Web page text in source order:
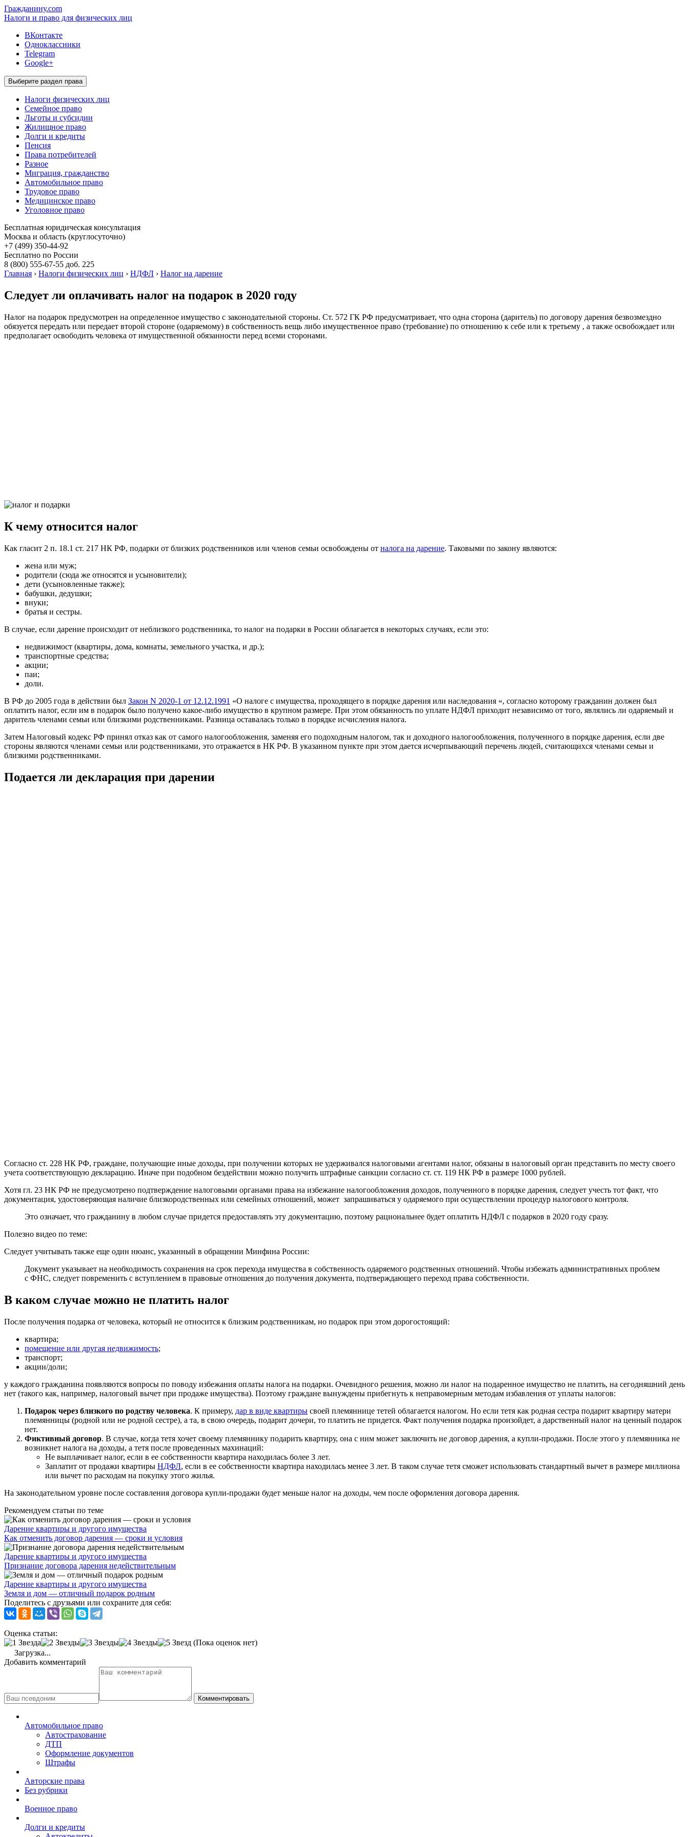
Гражданину.com
Налоги и право для физических лиц
ВКонтакте
Одноклассники
Telegram
Google+
Выберите раздел права
Налоги физических лиц
Семейное право
Льготы и субсидии
Жилищное право
Долги и кредиты
Пенсия
Права потребителей
Разное
Миграция, гражданство
Автомобильное право
Трудовое право
Медицинское право
Уголовное право
Бесплатная юридическая консультация
Москва и область (круглосуточно)
+7 (499) 350-44-92
Бесплатно по России
8 (800) 555-67-55 доб. 225
Главная › Налоги физических лиц › НДФЛ › Налог на дарение
Следует ли оплачивать налог на подарок в 2020 году
Налог на подарок предусмотрен на определенное имущество с законодательной стороны. Ст. 572 ГК РФ предусматривает, что одна сторона (даритель) по договору дарения безвозмездно
обязуется передать или передает второй стороне (одаряемому) в собственность вещь либо имущественное право (требование) по отношению к себе или к третьему , а также освобождает или
предполагает освободить человека от имущественной обязанности перед всеми сторонами.
К чему относится налог
Как гласит 2 п. 18.1 ст. 217 НК РФ, подарки от близких родственников или членов семьи освобождены от налога на дарение. Таковыми по закону являются:
жена или муж;
родители (сюда же относятся и усыновители);
дети (усыновленные также);
бабушки, дедушки;
внуки;
братья и сестры.
В случае, если дарение происходит от неблизкого родственника, то налог на подарки в России облагается в некоторых случаях, если это:
недвижимост (квартиры, дома, комнаты, земельного участка, и др.);
транспортные средства;
акции;
паи;
доли.
В РФ до 2005 года в действии был Закон N 2020-1 от 12.12.1991 «О налоге с имущества, проходящего в порядке дарения или наследования «, согласно которому гражданин должен был
оплатить налог, если им в подарок было получено какое-либо имущество в крупном размере. При этом обязанность по уплате НДФЛ приходит независимо от того, являлись ли одаряемый и
даритель членами семьи или близкими родственниками. Разница оставалась только в порядке исчисления налога.
Затем Налоговый кодекс РФ принял отказ как от самого налогообложения, заменяя его подоходным налогом, так и доходного налогообложения, полученного в порядке дарения, если две
стороны являются членами семьи или родственниками, это отражается в НК РФ. В указанном пункте при этом дается исчерпывающий перечень людей, считающихся членами семьи и
близкими родственниками.
Подается ли декларация при дарении
Согласно ст. 228 НК РФ, граждане, получающие иные доходы, при получении которых не удерживался налоговыми агентами налог, обязаны в налоговый орган представить по месту своего
учета соответствующую декларацию. Иначе при подобном бездействии можно получить штрафные санкции согласно ст. ст. 119 НК РФ в размере 1000 рублей.
Хотя гл. 23 НК РФ не предусмотрено подтверждение налоговыми органами права на избежание налогообложения доходов, полученного в порядке дарения, следует учесть тот факт, что
документация, удостоверяющая наличие близкородственных или семейных отношений, может запрашиваться у одаряемого при осуществлении процедур налогового контроля.
Это означает, что гражданину в любом случае придется предоставлять эту документацию, поэтому рациональнее будет оплатить НДФЛ с подарков в 2020 году сразу.
Полезно видео по теме:
Следует учитывать также еще один нюанс, указанный в обращении Минфина России:
Документ указывает на необходимость сохранения на срок перехода имущества в собственность одаряемого родственных отношений. Чтобы избежать административных проблем
с ФНС, следует повременить с вступлением в правовые отношения до получения документа, подтверждающего переход права собственности.
В каком случае можно не платить налог
После получения подарка от человека, который не относится к близким родственникам, но подарок при этом дорогостоящий:
квартира;
помещение или другая недвижимость;
транспорт;
акции/доли;
у каждого гражданина появляются вопросы по поводу избежания оплаты налога на подарки. Очевидного решения, можно ли налог на подаренное имущество не платить, на сегодняшний день
нет (такого как, например, налоговый вычет при продаже имущества). Поэтому граждане вынуждены прибегнуть к неправомерным методам избавления от уплаты налогов:
Подарок через близкого по родству человека. К примеру, дар в виде квартиры своей племяннице тетей облагается налогом. Но если тетя как родная сестра подарит квартиру матери
племянницы (родной или не родной сестре), а та, в свою очередь, подарит дочери, то платить не придется. Факт получения подарка произойдет, а дарственный налог на ценный подарок
нет.
Фиктивный договор. В случае, когда тетя хочет своему племяннику подарить квартиру, она с ним может заключить не договор дарения, а купли-продажи. После этого у племянника не
возникнет налога на доходы, а тетя после проведенных махинаций:
Не выплачивает налог, если в ее собственности квартира находилась более 3 лет.
Заплатит от продажи квартиры НДФЛ, если в ее собственности квартира находилась менее 3 лет. В таком случае тетя сможет использовать стандартный вычет в размере миллиона
или вычет по расходам на покупку этого жилья.
На законодательном уровне после составления договора купли-продажи будет меньше налог на доходы, чем после оформления договора дарения.
Рекомендуем статьи по теме
Дарение квартиры и другого имущества
Как отменить договор дарения — сроки и условия
Дарение квартиры и другого имущества
Признание договора дарения недействительным
Дарение квартиры и другого имущества
Земля и дом — отличный подарок родным
Поделитесь с друзьями или сохраните для себя:
Оценка статьи:
(Пока оценок нет)
Загрузка...
Добавить комментарий
Комментировать
Автомобильное право
Автострахование
ДТП
Оформление документов
Штрафы
Авторские права
Без рубрики
Военное право
Долги и кредиты